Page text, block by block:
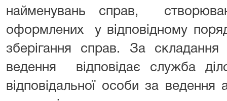
найменувань справ,
оформлених у відповідному
зберігання справ. За
ведення відповідає служба
відповідальної особи за